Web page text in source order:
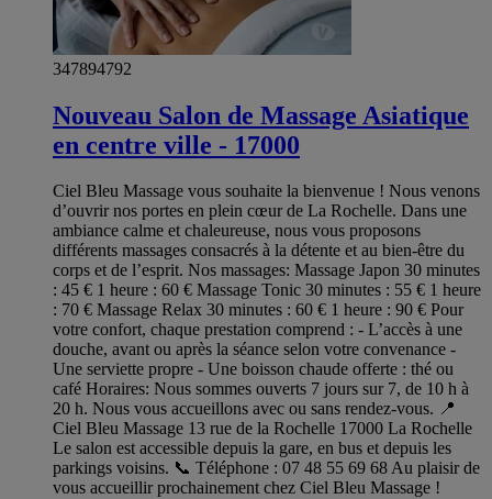
347894792
Nouveau Salon de Massage Asiatique
en centre ville - 17000
Ciel Bleu Massage vous souhaite la bienvenue ! Nous venons
d’ouvrir nos portes en plein cœur de La Rochelle. Dans une
ambiance calme et chaleureuse, nous vous proposons
différents massages consacrés à la détente et au bien-être du
corps et de l’esprit. Nos massages: Massage Japon 30 minutes
: 45 € 1 heure : 60 € Massage Tonic 30 minutes : 55 € 1 heure
: 70 € Massage Relax 30 minutes : 60 € 1 heure : 90 € Pour
votre confort, chaque prestation comprend : - L’accès à une
douche, avant ou après la séance selon votre convenance -
Une serviette propre - Une boisson chaude offerte : thé ou
café Horaires: Nous sommes ouverts 7 jours sur 7, de 10 h à
20 h. Nous vous accueillons avec ou sans rendez-vous. 📍
Ciel Bleu Massage 13 rue de la Rochelle 17000 La Rochelle
Le salon est accessible depuis la gare, en bus et depuis les
parkings voisins. 📞 Téléphone : 07 48 55 69 68 Au plaisir de
vous accueillir prochainement chez Ciel Bleu Massage !